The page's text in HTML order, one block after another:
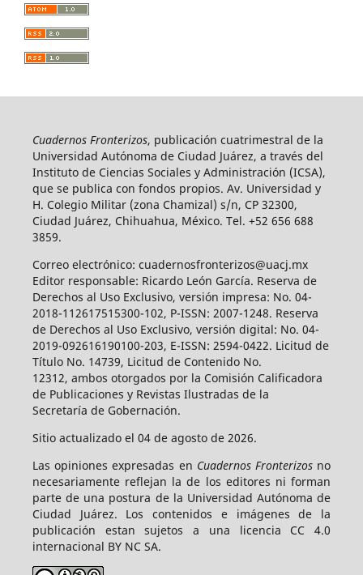
Cuadernos Fronterizos, publicación cuatrimestral de la
Universidad Autónoma de Ciudad Juárez, a través del
Instituto de Ciencias Sociales y Administración (ICSA),
que se publica con fondos propios. Av. Universidad y
H. Colegio Militar (zona Chamizal) s/n, CP 32300,
Ciudad Juárez, Chihuahua, México. Tel. +52 656 688
3859.
Correo electrónico: cuadernosfronterizos@uacj.mx
Editor responsable: Ricardo León García. Reserva de
Derechos al Uso Exclusivo, versión impresa: No. 04-
2018-112617515300-102, P-ISSN: 2007-1248. Reserva
de Derechos al Uso Exclusivo, versión digital: No. 04-
2019-092616190100-203, E-ISSN: 2594-0422. Licitud de
Título No. 14739, Licitud de Contenido No.
12312, ambos otorgados por la Comisión Calificadora
de Publicaciones y Revistas Ilustradas de la
Secretaría de Gobernación.
Sitio actualizado el 04 de agosto de 2026.
Las opiniones expresadas en Cuadernos Fronterizosno
necesariamente reflejan la de los editores ni forman
parte de una postura de la Universidad Autónoma de
Ciudad Juárez. Los contenidos e imágenes de la
publicación estan sujetos a una licencia CC 4.0
internacional BY NC SA.